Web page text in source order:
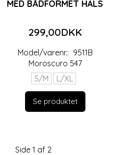
MED BÅDFORMET HALS
299,00DKK
Model/varenr.: 9511B
Moroscuro 547
S/M
L/XL
Se produktet
Side 1 af 2